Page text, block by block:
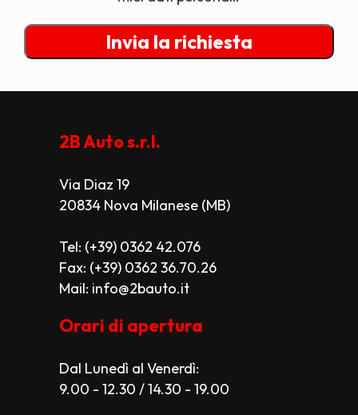
2B Auto s.r.l.
Via Diaz 19
20834 Nova Milanese (MB)
Tel: (+39) 0362 42.076
Fax: (+39) 0362 36.70.26
Mail: info@2bauto.it
Orari di apertura
Dal Lunedì al Venerdì:
9.00 - 12.30 / 14.30 - 19.00